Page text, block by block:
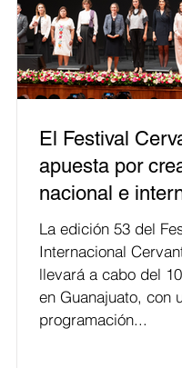
El Festival
apuesta por
nacional e
La edición 53 del Festival
Internacional
llevará a cabo del
en Guanajuato, con
programación...